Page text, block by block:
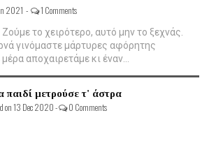
2021 - 1 Comments
το χειρότερο, αυτό μην το ξεχνάς.
γινόμαστε μάρτυρες αφόρητης
αποχαιρετάμε κι έναν...
παιδί μετρούσε τ' άστρα
on 13 Dec 2020 - 0 Comments